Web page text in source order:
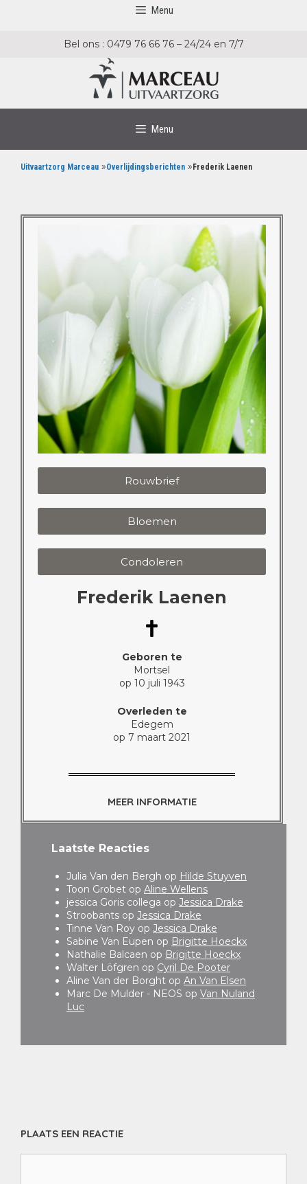
Menu
Bel ons : 0479 76 66 76 – 24/24 en 7/7
Menu
Uitvaartzorg Marceau »Overlijdingsberichten »Frederik Laenen
Rouwbrief
Bloemen
Condoleren
Frederik Laenen
Geboren te
Mortsel
op 10 juli 1943
Overleden te
Edegem
op 7 maart 2021
MEER INFORMATIE
Laatste Reacties
Julia Van den Bergh op Hilde Stuyven
Toon Grobet op Aline Wellens
jessica Goris collega op Jessica Drake
Stroobants op Jessica Drake
Tinne Van Roy op Jessica Drake
Sabine Van Eupen op Brigitte Hoeckx
Nathalie Balcaen op Brigitte Hoeckx
Walter Löfgren op Cyril De Pooter
Aline Van der Borght op An Van Elsen
Marc De Mulder - NEOS op Van Nuland
Luc
PLAATS EEN REACTIE